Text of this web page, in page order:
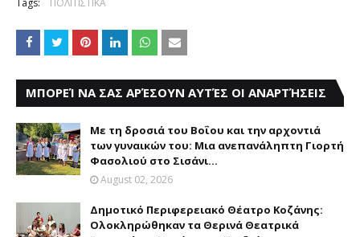
ΜΠΟΡΕΊ ΝΑ ΣΑΣ ΑΡΈΣΟΥΝ ΑΥΤΈΣ ΟΙ ΑΝΑΡΤΉΣΕΙΣ
Με τη δροσιά του Βοΐου και την αρχοντιά
των γυναικών του: Μια ανεπανάληπτη Γιορτή
Φασολιού στο Σισάνι...
August 02, 2026
Δημοτικό Περιφερειακό Θέατρο Κοζάνης:
Ολοκληρώθηκαν τα Θερινά Θεατρικά